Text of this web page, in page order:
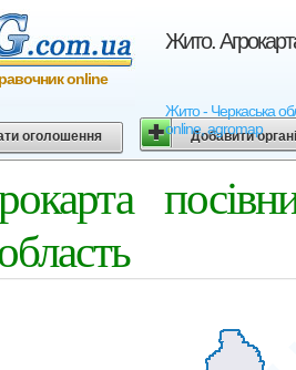
Жито.
Жито - Черкаська
online, agromap
online
оголошення Добавити